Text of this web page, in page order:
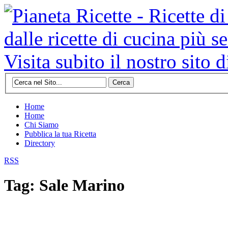
Cerca
Home
Home
Chi Siamo
Pubblica la tua Ricetta
Directory
RSS
Tag: Sale Marino